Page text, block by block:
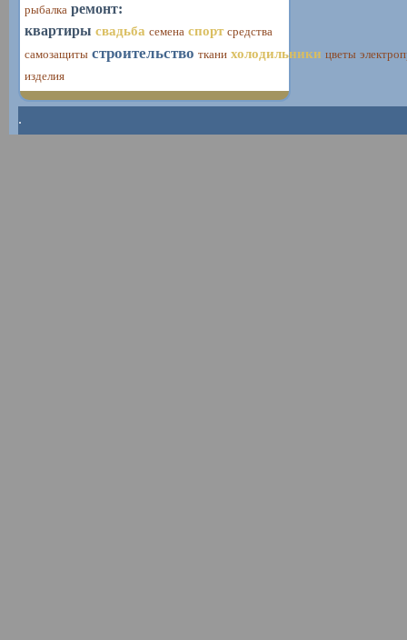
рыбалка ремонт:
квартиры свадьба семена спорт средства
самозащиты строительство ткани холодильники цветы
изделия
.